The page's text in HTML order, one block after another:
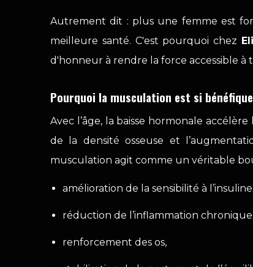
Autrement dit : plus une femme est
meilleure santé. C'est pourquoi chez
d'honneur à rendre la force accessible à
Pourquoi la musculation est si
Avec l’âge, la baisse hormonale
de la densité osseuse et
musculation agit comme un véritable
amélioration de la sensibilité à
réduction de l’inflammation
renforcement des os,